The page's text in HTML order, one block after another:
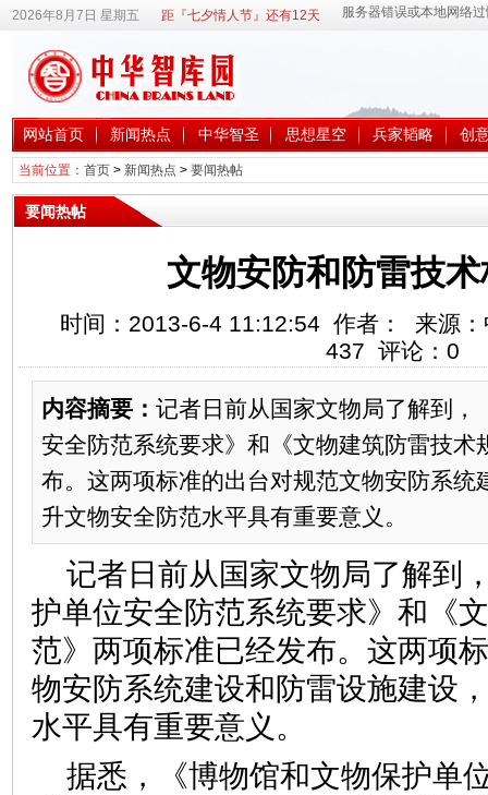
2026年8月7日 星期五 距『七夕情人节』还有12天
网站首页 新闻热点 中华智圣 思想星空 兵家韬略 创
当前位置： 首页> 新闻热点 > 要闻热帖
要闻热帖
文物安防和防雷技
时间：2013-6-4 11:12:54 作者： 来源
437 评论： 0
内容摘要： 记者日前从国家文物局了解到，
安全防范系统要求》和《文物建筑防雷技术
布。这两项标准的出台对规范文物安防系统
升文物安全防范水平具有重要意义。
记者日前从国家文物局了解到
护单位安全防范系统要求》和《
范》两项标准已经发布。这两项
物安防系统建设和防雷设施建设
水平具有重要意义。
据悉，《博物馆和文物保护单